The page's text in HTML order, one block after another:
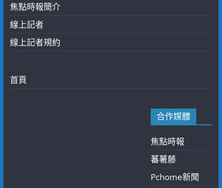
焦點時報簡介
線上記者
線上記者規約
首頁
合作媒體
焦點時報
蕃薯藤
Pchome新聞